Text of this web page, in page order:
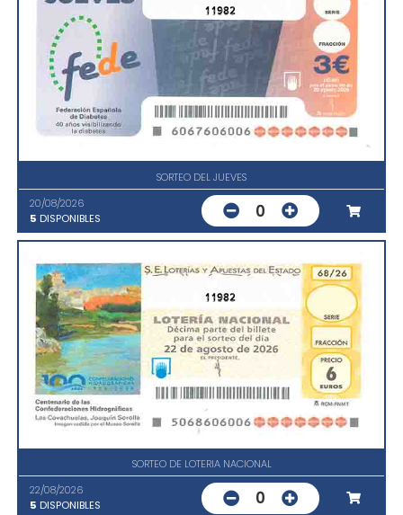
11982
SORTEO DEL JUEVES
20/08/2026
5 DISPONIBLES 0
11982
SORTEO DE LOTERIA NACIONAL
22/08/2026
5 DISPONIBLES 0